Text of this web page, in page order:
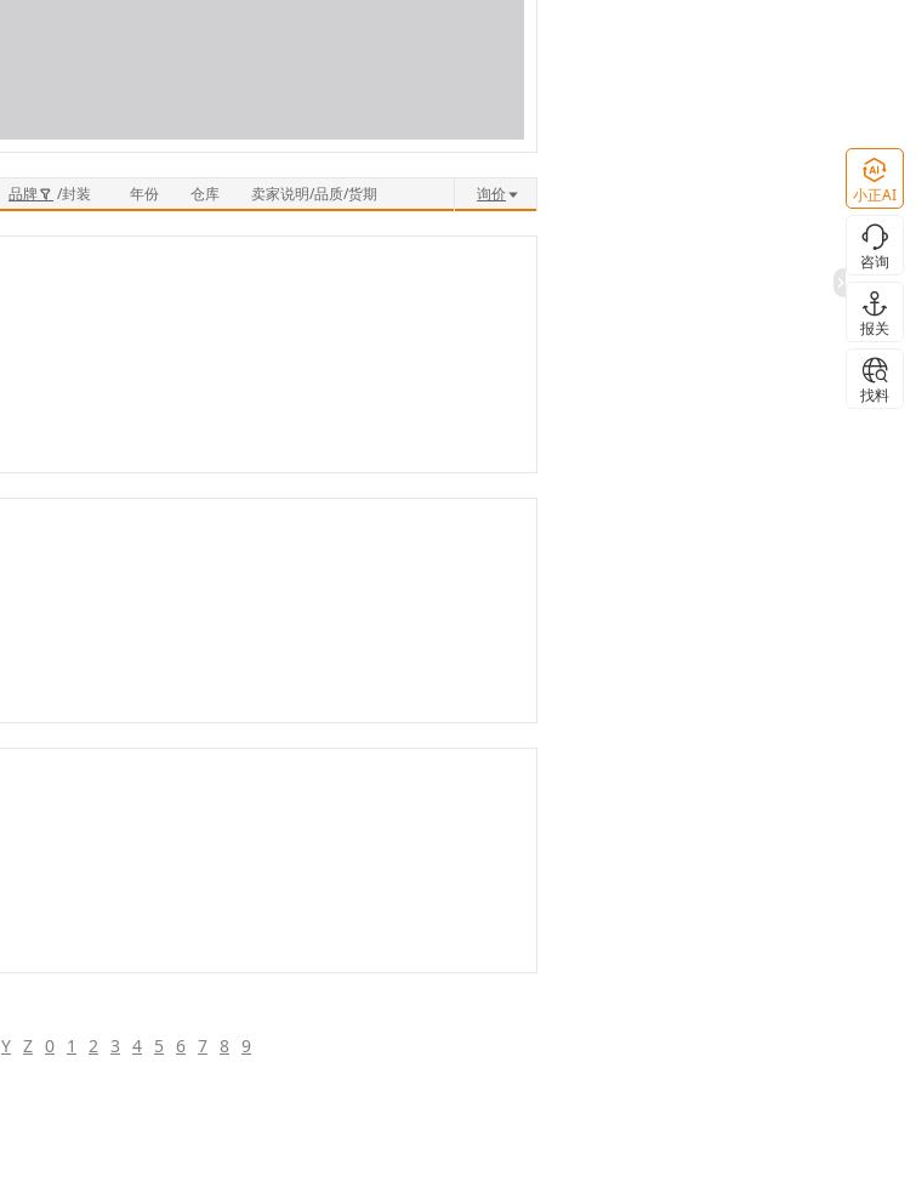
品牌 /封装 年份 仓库 卖家说明/品质/货期 询价
Y Z 0 1 2 3 4 5 6 7 8 9
小正AI
咨询
报关
找料